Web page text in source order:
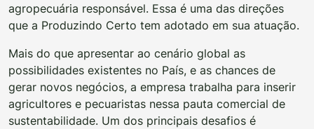
agropecuária responsável. Essa é uma das direções
que a Produzindo Certo tem adotado em sua atuação.
Mais do que apresentar ao cenário global as
possibilidades existentes no País, e as chances de
gerar novos negócios, a empresa trabalha para inserir
agricultores e pecuaristas nessa pauta comercial de
sustentabilidade. Um dos principais desafios é